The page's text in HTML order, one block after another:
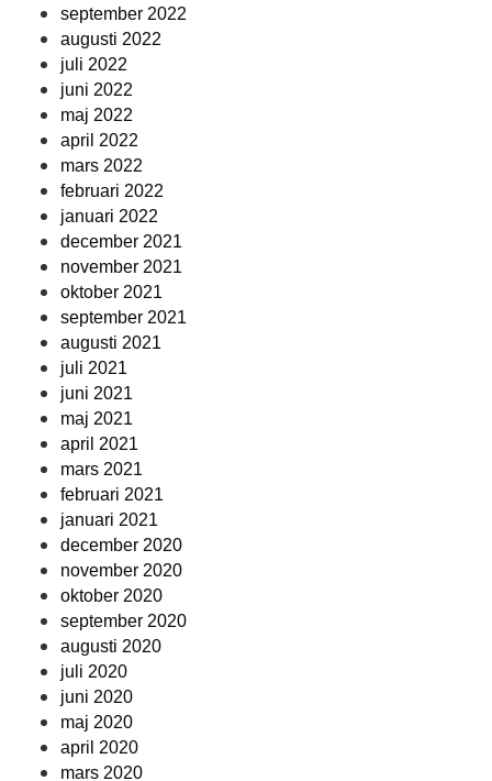
september 2022
augusti 2022
juli 2022
juni 2022
maj 2022
april 2022
mars 2022
februari 2022
januari 2022
december 2021
november 2021
oktober 2021
september 2021
augusti 2021
juli 2021
juni 2021
maj 2021
april 2021
mars 2021
februari 2021
januari 2021
december 2020
november 2020
oktober 2020
september 2020
augusti 2020
juli 2020
juni 2020
maj 2020
april 2020
mars 2020